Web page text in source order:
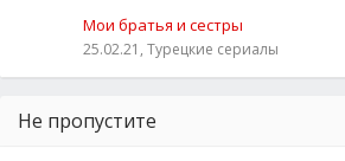
Мои братья и сестры
25.02.21, Турецкие сериалы
Не пропустите